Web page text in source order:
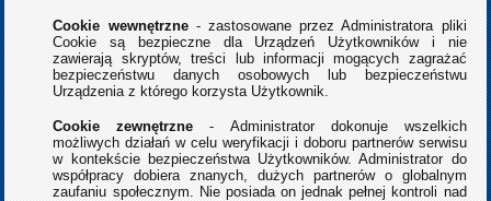
Cookie wewnętrzne- zastosowane przez Administratora pliki
Cookie są bezpieczne dla Urządzeń Użytkowników i nie
zawierają skryptów, treści lub informacji mogących zagrażać
bezpieczeństwu danych osobowych lub bezpieczeństwu
Urządzenia z którego korzysta Użytkownik.
Cookie zewnętrzne - Administrator dokonuje wszelkich
możliwych działań w celu weryfikacji i doboru partnerów serwisu
w kontekście bezpieczeństwa Użytkowników. Administrator do
współpracy dobiera znanych, dużych partnerów o globalnym
zaufaniu społecznym. Nie posiada on jednak pełnej kontroli nad